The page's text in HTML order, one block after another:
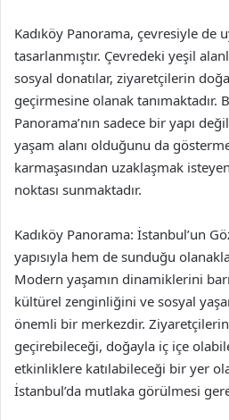
Kadıköy Panorama, çevresiyle de
tasarlanmıştır. Çevredeki yeşil
sosyal donatılar, ziyaretçilerin
geçirmesine olanak tanımaktadır.
Panorama’nın sadece bir yapı
yaşam alanı olduğunu da
karmaşasından uzaklaşmak
noktası sunmaktadır.
Kadıköy Panorama: İstanbul’un
yapısıyla hem de sunduğu
Modern yaşamın dinamiklerini
kültürel zenginliğini ve sosyal
önemli bir merkezdir.
geçirebileceği, doğayla iç içe
etkinliklere katılabileceği bir yer
İstanbul’da mutlaka görülmesi